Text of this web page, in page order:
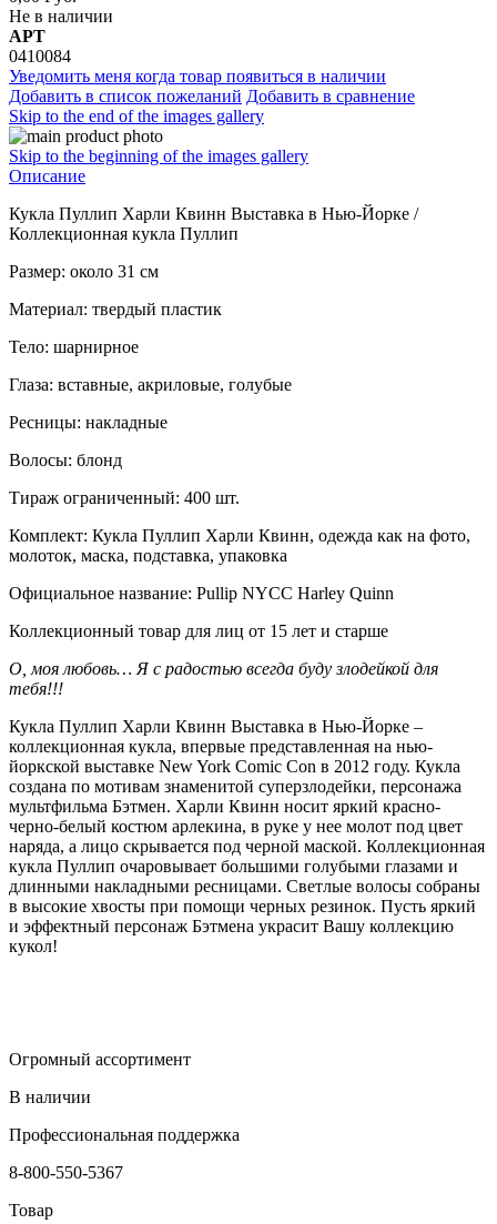
Не в наличии
АРТ
0410084
Уведомить меня когда товар появиться в наличии
Добавить в список пожеланий Добавить в сравнение
Skip to the end of the images gallery
Skip to the beginning of the images gallery
Описание
Кукла Пуллип Харли Квинн Выставка в Нью-Йорке /
Коллекционная кукла Пуллип
Размер: около 31 см
Материал: твердый пластик
Тело: шарнирное
Глаза: вставные, акриловые, голубые
Ресницы: накладные
Волосы: блонд
Тираж ограниченный: 400 шт.
Комплект: Кукла Пуллип Харли Квинн, одежда как на фото,
молоток, маска, подставка, упаковка
Официальное название: Pullip NYCC Harley Quinn
Коллекционный товар для лиц от 15 лет и старше
О, моя любовь… Я с радостью всегда буду злодейкой для
тебя!!!
Кукла Пуллип Харли Квинн Выставка в Нью-Йорке –
коллекционная кукла, впервые представленная на нью-
йоркской выставке New York Comic Con в 2012 году. Кукла
создана по мотивам знаменитой суперзлодейки, персонажа
мультфильма Бэтмен. Харли Квинн носит яркий красно-
черно-белый костюм арлекина, в руке у нее молот под цвет
наряда, а лицо скрывается под черной маской. Коллекционная
кукла Пуллип очаровывает большими голубыми глазами и
длинными накладными ресницами. Светлые волосы собраны
в высокие хвосты при помощи черных резинок. Пусть яркий
и эффектный персонаж Бэтмена украсит Вашу коллекцию
кукол!
Огромный ассортимент
В наличии
Профессиональная поддержка
8-800-550-5367
Товар